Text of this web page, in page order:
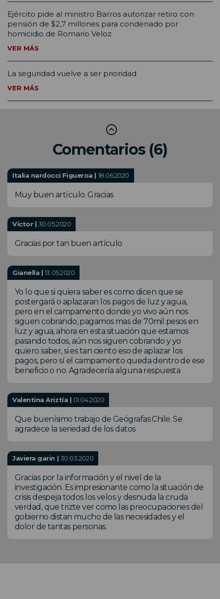
Ejército pide al ministro Barros autorizar retiro con
pensión de $2,7 millones para condenado por
homicidio de Romario Veloz
VER MÁS
La seguridad vuelve a ser prioridad
VER MÁS
Comentarios (6)
Italia nardocci Figueroa | 18.06.2020
Muy buen artículo. Gracias
Víctor | 30.05.2020
Gracias por tan buen artículo
Gianella | 13.05.2020
Yo lo que si quiera saber es como dicen que se
postergará o aplazaran los pagos de luz y agua,
pero en el campamento donde yo vivo aún nos
siguen cobrando, pagamos mas de 70mil pesos en
luz y agua, ahora en esta situación que estamos
pasando todos, aún nos siguen cobrando y yo
quiero saber, si es tan ciento eso de aplazar los
pagos, pero sí el campamento queda dentro de ese
beneficio o no. Agradecería alguna respuesta
Valentina Ariztía | 01.04.2020
Que buenísimo trabajo de Geógrafas Chile. Se
agradece la seriedad de los datos
Javiera garin | 30.03.2020
Gracias por la información y el nivel de la
investigación. Es impresionante como la situación de
crisis despeja todos los velos y desnuda la cruda
verdad, que trizte ver como las preocupaciones del
gobierno distan mucho de las necesidades y el
dolor de tantas personas.